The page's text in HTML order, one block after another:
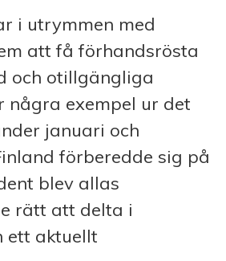
i utrymmen med
att få förhandsrösta
och otillgängliga
några exempel ur det
januari och
förberedde sig på
blev allas
rätt att delta i
ett aktuellt